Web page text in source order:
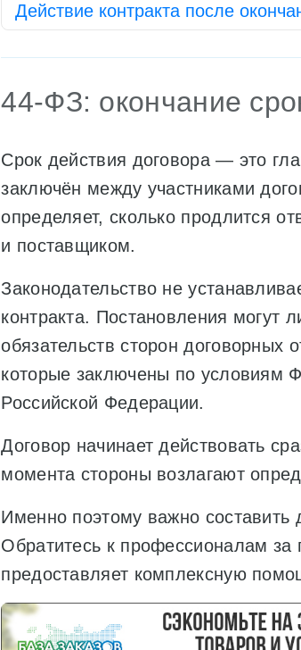
Действие контракта после
44-ФЗ: окончание
Срок действия договора — это
заключён между участниками
определяет, сколько продлится
и поставщиком.
Законодательство не
контракта. Постановления могут
обязательств сторон
которые заключены по условиям
Российской Федерации.
Договор начинает действовать
момента стороны возлагают
Именно поэтому важно составить
Обратитесь к профессионалам
предоставляет комплексную